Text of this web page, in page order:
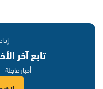
تابع آخر
أخبار عاجلة